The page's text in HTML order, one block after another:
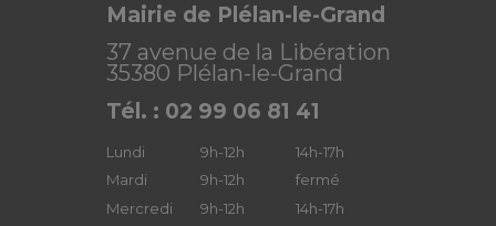
Mairie de Plélan-le-Grand
37 avenue de la Libération
35380 Plélan-le-Grand
Tél. : 02 99 06 81 41
Lundi 9h-12h
14h-17h
Mardi
9h-12h
fermé
Mercredi
9h-12h
14h-17h